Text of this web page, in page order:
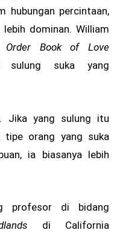
hubungan percintaan,
lebih dominan. William
Order Book of Love
sulung suka yang
Jika yang sulung itu
tipe orang yang suka
ia biasanya lebih
profesor di bidang
di California